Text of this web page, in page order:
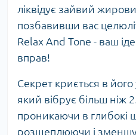
ліквідує зайвий
позбавивши вас
Relax And Tone - ваш
вправ!
Секрет криється в
який вібрує більш ніж
проникаючи в глибокі
розщеплюючи і